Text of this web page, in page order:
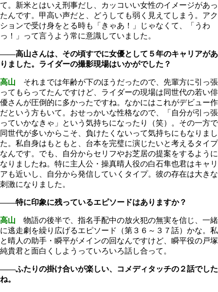
て。新米とはいえ刑事だし、カッコいい女性のイメージがあっ
たんです。甲高い声だと、どうしても弱く見えてしまう。アク
ションで受け身をとる時も「きゃあ！」じゃなくて、「うわ
っ！」って言うよう常に意識していました。
――高山さんは、その頃すでに女優として５年のキャリアがあ
りました。ライダーの撮影現場はいかがでした？
高山 それまでは年齢が下のほうだったので、先輩方に引っ張
ってもらってたんですけど、ライダーの現場は同世代の若い俳
優さんが圧倒的に多かったですね。なかにはこれがデビュー作
だという方もいて。おせっかいな性格なので、「自分が引っ張
っていかなきゃ」という気持ちになったり（笑）。その一方で
同世代が多いからこそ、負けたくないって気持ちにもなりまし
た。私自身はもともと、台本を完璧に演じたいと考えるタイプ
なんです。でも、自分からセリフやお芝居の提案をするように
なりましたね。特に主人公・操真晴人役の白石隼也君はキャリ
アも近いし、自分から発信していくタイプ。彼の存在は大きな
刺激になりました。
――特に印象に残っているエピソードはありますか？
高山 物語の後半で、指名手配中の放火犯の無実を信じ、一緒
に逃走劇を繰り広げるエピソード（第３６～３７話）かな。私
と晴人の助手・瞬平がメインの回なんですけど、瞬平役の戸塚
純貴君と面白くしようっていろいろ話し合って。
――ふたりの掛け合いが楽しい、コメディタッチの２話でした
ね。